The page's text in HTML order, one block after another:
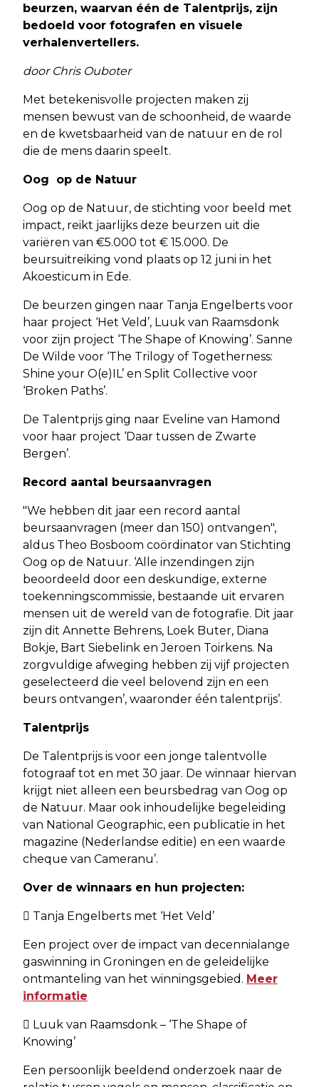
beurzen, waarvan één de Talentprijs, zijn
bedoeld voor fotografen en visuele
verhalenvertellers.
door Chris Ouboter
Met betekenisvolle projecten maken zij
mensen bewust van de schoonheid, de waarde
en de kwetsbaarheid van de natuur en de rol
die de mens daarin speelt.
Oog op de Natuur
Oog op de Natuur, de stichting voor beeld met
impact, reikt jaarlijks deze beurzen uit die
variëren van €5.000 tot € 15.000. De
beursuitreiking vond plaats op 12 juni in het
Akoesticum in Ede.
De beurzen gingen naar Tanja Engelberts voor
haar project ‘Het Veld’, Luuk van Raamsdonk
voor zijn project ‘The Shape of Knowing’. Sanne
De Wilde voor ‘The Trilogy of Togetherness:
Shine your O(e)IL’ en Split Collective voor
‘Broken Paths’.
De Talentprijs ging naar Eveline van Hamond
voor haar project ‘Daar tussen de Zwarte
Bergen’.
Record aantal beursaanvragen
"We hebben dit jaar een record aantal
beursaanvragen (meer dan 150) ontvangen",
aldus Theo Bosboom coördinator van Stichting
Oog op de Natuur. ‘Alle inzendingen zijn
beoordeeld door een deskundige, externe
toekenningscommissie, bestaande uit ervaren
mensen uit de wereld van de fotografie. Dit jaar
zijn dit Annette Behrens, Loek Buter, Diana
Bokje, Bart Siebelink en Jeroen Toirkens. Na
zorgvuldige afweging hebben zij vijf projecten
geselecteerd die veel belovend zijn en een
beurs ontvangen’, waaronder één talentprijs’.
Talentprijs
De Talentprijs is voor een jonge talentvolle
fotograaf tot en met 30 jaar. De winnaar hiervan
krijgt niet alleen een beursbedrag van Oog op
de Natuur. Maar ook inhoudelijke begeleiding
van National Geographic, een publicatie in het
magazine (Nederlandse editie) en een waarde
cheque van Cameranu’.
Over de winnaars en hun projecten:
 Tanja Engelberts met ‘Het Veld’
Een project over de impact van decennialange
gaswinning in Groningen en de geleidelijke
ontmanteling van het winningsgebied. Meer
informatie
 Luuk van Raamsdonk – ‘The Shape of
Knowing’
Een persoonlijk beeldend onderzoek naar de